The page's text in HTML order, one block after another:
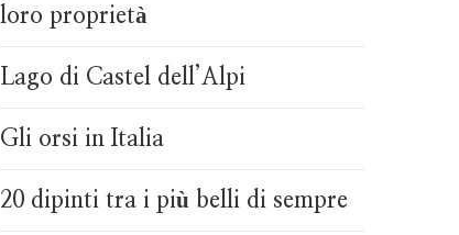
loro proprietà
Lago di Castel dell’Alpi
Gli orsi in Italia
20 dipinti tra i più belli di sempre